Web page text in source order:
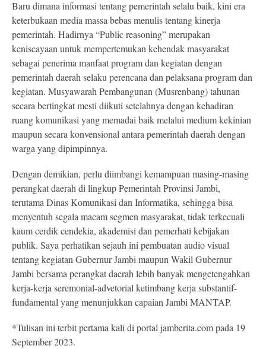
Baru dimana informasi tentang pemerintah selalu baik, kini era
keterbukaan media massa bebas menulis tentang kinerja
pemerintah. Hadirnya “Public reasoning” merupakan
keniscayaan untuk mempertemukan kehendak masyarakat
sebagai penerima manfaat program dan kegiatan dengan
pemerintah daerah selaku perencana dan pelaksana program dan
kegiatan. Musyawarah Pembangunan (Musrenbang) tahunan
secara bertingkat mesti diikuti setelahnya dengan kehadiran
ruang komunikasi yang memadai baik melalui medium kekinian
maupun secara konvensional antara pemerintah daerah dengan
warga yang dipimpinnya.
Dengan demikian, perlu diimbangi kemampuan masing-masing
perangkat daerah di lingkup Pemerintah Provinsi Jambi,
terutama Dinas Komunikasi dan Informatika, sehingga bisa
menyentuh segala macam segmen masyarakat, tidak terkecuali
kaum cerdik cendekia, akademisi dan pemerhati kebijakan
publik. Saya perhatikan sejauh ini pembuatan audio visual
tentang kegiatan Gubernur Jambi maupun Wakil Gubernur
Jambi bersama perangkat daerah lebih banyak mengetengahkan
kerja-kerja seremonial-advetorial ketimbang kerja substantif-
fundamental yang menunjukkan capaian Jambi MANTAP.
*Tulisan ini terbit pertama kali di portal jamberita.com pada 19
September 2023.